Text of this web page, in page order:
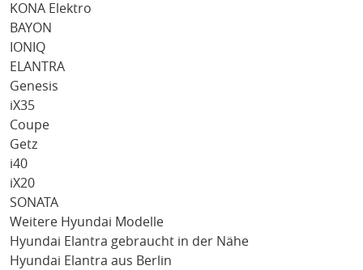
KONA Elektro
BAYON
IONIQ
ELANTRA
Genesis
iX35
Coupe
Getz
i40
iX20
SONATA
Weitere Hyundai Modelle
Hyundai Elantra gebraucht in der Nähe
Hyundai Elantra aus Berlin